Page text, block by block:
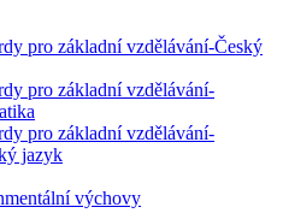
pro základní vzdělávání-Český
pro základní vzdělávání-
pro základní vzdělávání-
jazyk
výchovy